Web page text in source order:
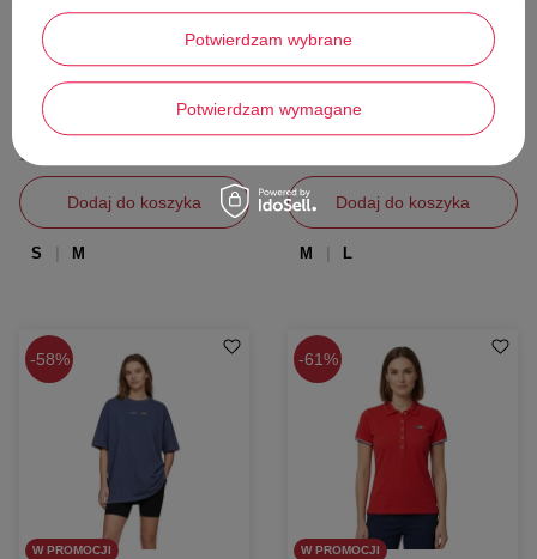
Koszulka Desigual x Johnson
Hartig oversize biała z nadrukiem
Desigual
Cena katalogowa:
150,00 zł
Najniższa cena z 30 dni przed obniżką:
177,00 zł
Dodaj do koszyka
S M
Bluzka damska Desigual Crochet
top zielony
Desigual
Cena katalogowa:
Najniższa cena z 30 dni przed obniżką:
Dodaj do koszyka
M L
58%
W PROMOCJI
61%
W PROMOCJI
Potwierdzam wybrane
Potwierdzam wymagane